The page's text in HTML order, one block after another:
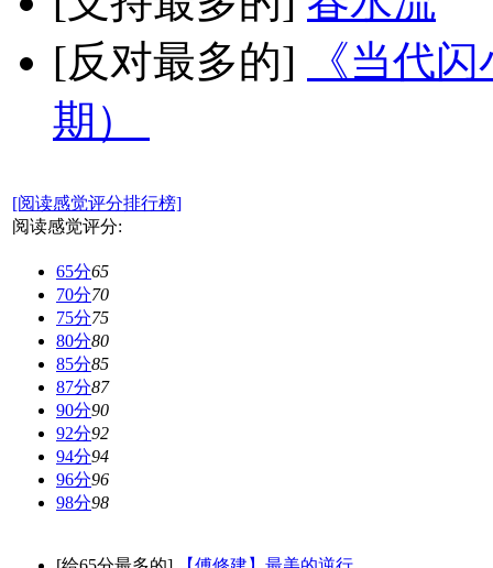
[反对最多的]
《当代
期）
[阅读感觉评分排行榜]
阅读感觉评分:
65分65
70分70
75分75
80分80
85分85
87分87
90分90
92分92
94分94
96分96
98分98